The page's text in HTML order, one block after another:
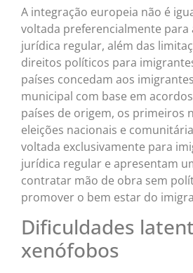
A integração europeia não é
voltada preferencialmente para
jurídica regular, além das
direitos políticos para
países concedam aos
municipal com base em
países de origem, os primeiros
eleições nacionais e
voltada exclusivamente para
jurídica regular e apresentam
contratar mão de obra sem
promover o bem estar do
Dificuldades
xenófobos